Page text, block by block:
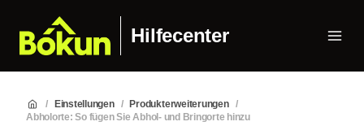
Hilfecenter
/ Einstellungen / Produkterweiterungen /
Abholorte: So fügen Sie Abhol- und Bringorte hinzu